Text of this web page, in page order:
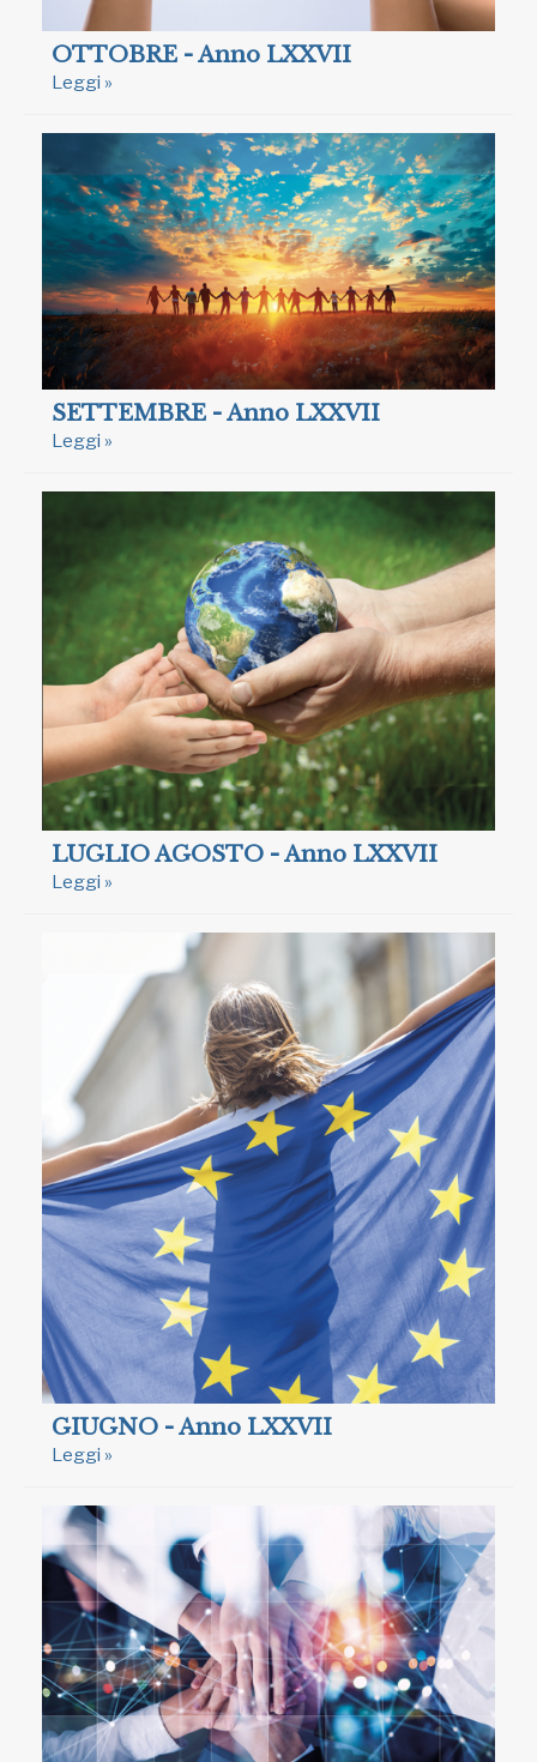
OTTOBRE - Anno LXXVII
Leggi »
SETTEMBRE - Anno LXXVII
Leggi »
LUGLIO AGOSTO - Anno LXXVII
Leggi »
GIUGNO - Anno LXXVII
Leggi »